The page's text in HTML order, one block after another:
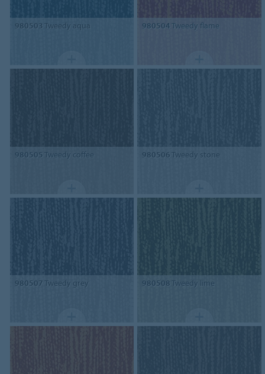
980503 Tweedy aqua 980504Tweedy flame
980505 Tweedy coffee 980506Tweedy stone
980507Tweedy grey 980508Tweedy lime